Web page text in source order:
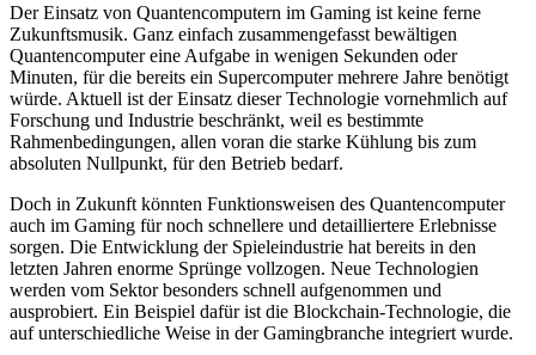
Der Einsatz von Quantencomputern im Gaming ist keine ferne
Zukunftsmusik. Ganz einfach zusammengefasst bewältigen
Quantencomputer eine Aufgabe in wenigen Sekunden oder
Minuten, für die bereits ein Supercomputer mehrere Jahre benötigt
würde. Aktuell ist der Einsatz dieser Technologie vornehmlich auf
Forschung und Industrie beschränkt, weil es bestimmte
Rahmenbedingungen, allen voran die starke Kühlung bis zum
absoluten Nullpunkt, für den Betrieb bedarf.
Doch in Zukunft könnten Funktionsweisen des Quantencomputer
auch im Gaming für noch schnellere und detailliertere Erlebnisse
sorgen. Die Entwicklung der Spieleindustrie hat bereits in den
letzten Jahren enorme Sprünge vollzogen. Neue Technologien
werden vom Sektor besonders schnell aufgenommen und
ausprobiert. Ein Beispiel dafür ist die Blockchain-Technologie, die
auf unterschiedliche Weise in der Gamingbranche integriert wurde.